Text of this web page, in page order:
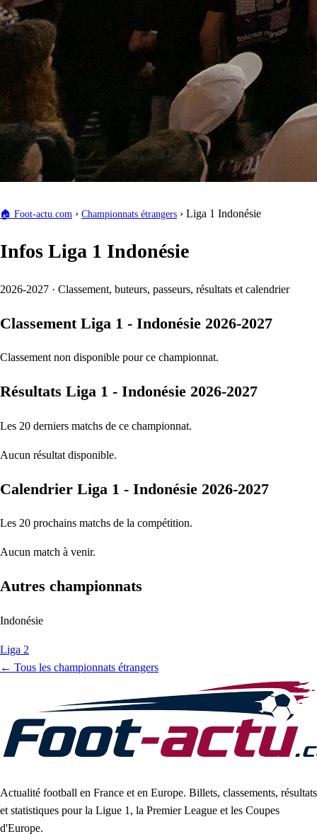
🏠 Foot-actu.com › Championnats étrangers › Liga 1 Indonésie
Infos Liga 1 Indonésie
2026-2027 · Classement, buteurs, passeurs, résultats et calendrier
Classement Liga 1 - Indonésie 2026-2027
Classement non disponible pour ce championnat.
Résultats Liga 1 - Indonésie 2026-2027
Les 20 derniers matchs de ce championnat.
Aucun résultat disponible.
Calendrier Liga 1 - Indonésie 2026-2027
Les 20 prochains matchs de la compétition.
Aucun match à venir.
Autres championnats
Indonésie
Liga 2
← Tous les championnats étrangers
Actualité football en France et en Europe. Billets, classements, résultats
et statistiques pour la Ligue 1, la Premier League et les Coupes
d'Europe.